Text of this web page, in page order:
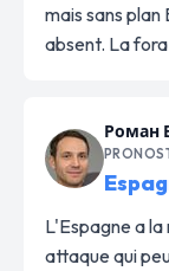
mais sans
absent. La
Роман
L'Espagne a
attaque qui